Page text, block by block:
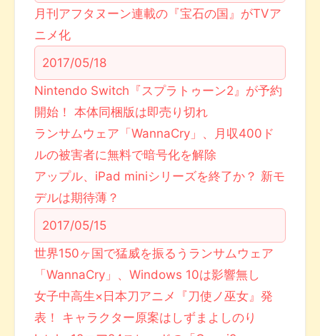
月刊アフタヌーン連載の『宝石の国』がTVア
ニメ化
2017/05/18
Nintendo Switch『スプラトゥーン2』が予約
開始！ 本体同梱版は即売り切れ
ランサムウェア「WannaCry」、月収400ド
ルの被害者に無料で暗号化を解除
アップル、iPad miniシリーズを終了か？ 新モ
デルは期待薄？
2017/05/15
世界150ヶ国で猛威を振るうランサムウェア
「WannaCry」、Windows 10は影響無し
女子中高生×日本刀アニメ『刀使ノ巫女』発
表！ キャラクター原案はしずまよしのり